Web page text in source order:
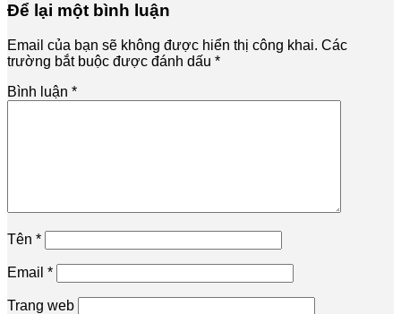
Để lại một bình luận
Email của bạn sẽ không được hiển thị công khai. Các
trường bắt buộc được đánh dấu *
Bình luận *
Tên *
Email *
Trang web